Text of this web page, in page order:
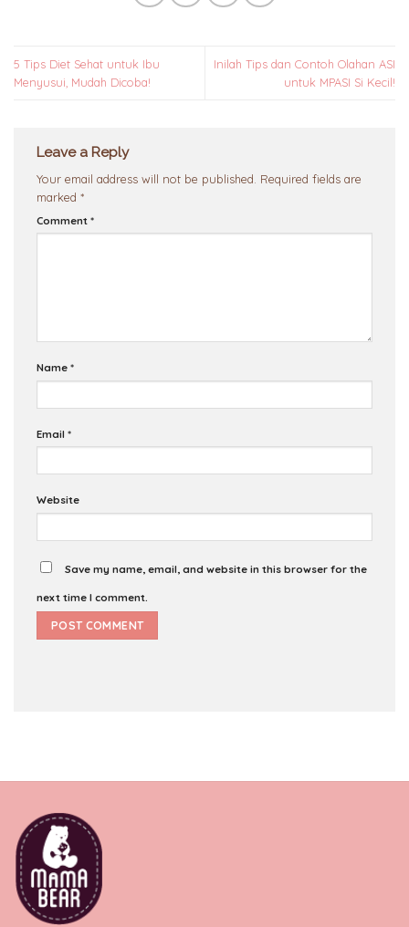
5 Tips Diet Sehat untuk Ibu
Menyusui, Mudah Dicoba!
Inilah Tips dan Contoh Olahan ASI
untuk MPASI Si Kecil!
Leave a Reply
Your email address will not be published. Required fields are
marked *
Comment *
Name *
Email *
Website
Save my name, email, and website in this browser for the
next time I comment.